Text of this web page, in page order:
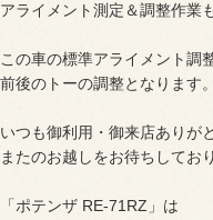
アライメント測定＆調整作業
この車の標準アライメント調
前後のトーの調整となります。
いつも御利用・御来店ありが
またのお越しをお待ちしてお
「ポテンザ RE-71RZ」は